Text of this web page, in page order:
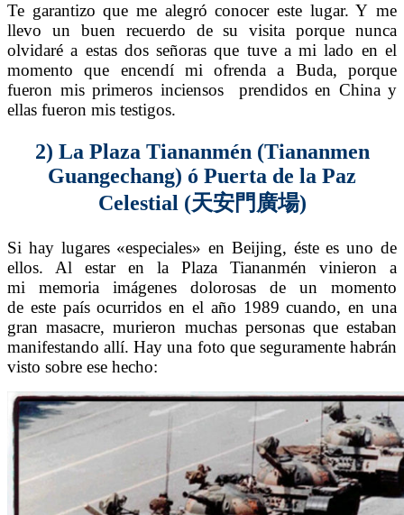
Te garantizo que me alegró conocer este lugar. Y me
llevo un buen recuerdo de su visita porque nunca
olvidaré a estas dos señoras que tuve a mi lado en el
momento que encendí mi ofrenda a Buda, porque
fueron mis primeros inciensos prendidos en China y
ellas fueron mis testigos.
2) La Plaza Tiananmén (Tiananmen
Guangechang) ó Puerta de la Paz
Celestial (天安門廣場)
Si hay lugares «especiales» en Beijing, éste es uno de
ellos. Al estar en la Plaza Tiananmén vinieron a
mi memoria imágenes dolorosas de un momento
de este país ocurridos en el año 1989 cuando, en una
gran masacre, murieron muchas personas que estaban
manifestando allí. Hay una foto que seguramente habrán
visto sobre ese hecho: